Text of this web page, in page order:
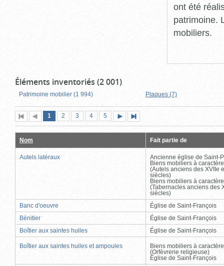
ont été
patrimoine.
mobiliers.
Éléments inventoriés (2 001)
Patrimoine mobilier (1 994) Plaques (7)
Première
page
Page
précédente
Page
1 (page
actuelle)
Page
2 Page
3 Page
4 Page
5
suivante
page
Nom Fait partie de
Autels latéraux
Ancienne église de Saint-
Biens mobiliers à
(Autels anciens des XVIIe
siècles)
Biens mobiliers à
(Tabernacles anciens des
siècles)
Banc d'oeuvre
Église de Saint-François
Bénitier
Église de Saint-François
Boîtier aux saintes huiles
Église de Saint-François
Boîtier aux saintes huiles et ampoules
Biens mobiliers à
(Orfèvrerie religieuse)
Église de Saint-François